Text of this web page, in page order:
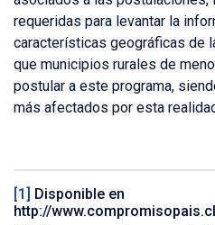
requeridas para levantar la
características geográficas de
que municipios rurales de
postular a este programa,
más afectados por esta
[1] Disponible en
http://